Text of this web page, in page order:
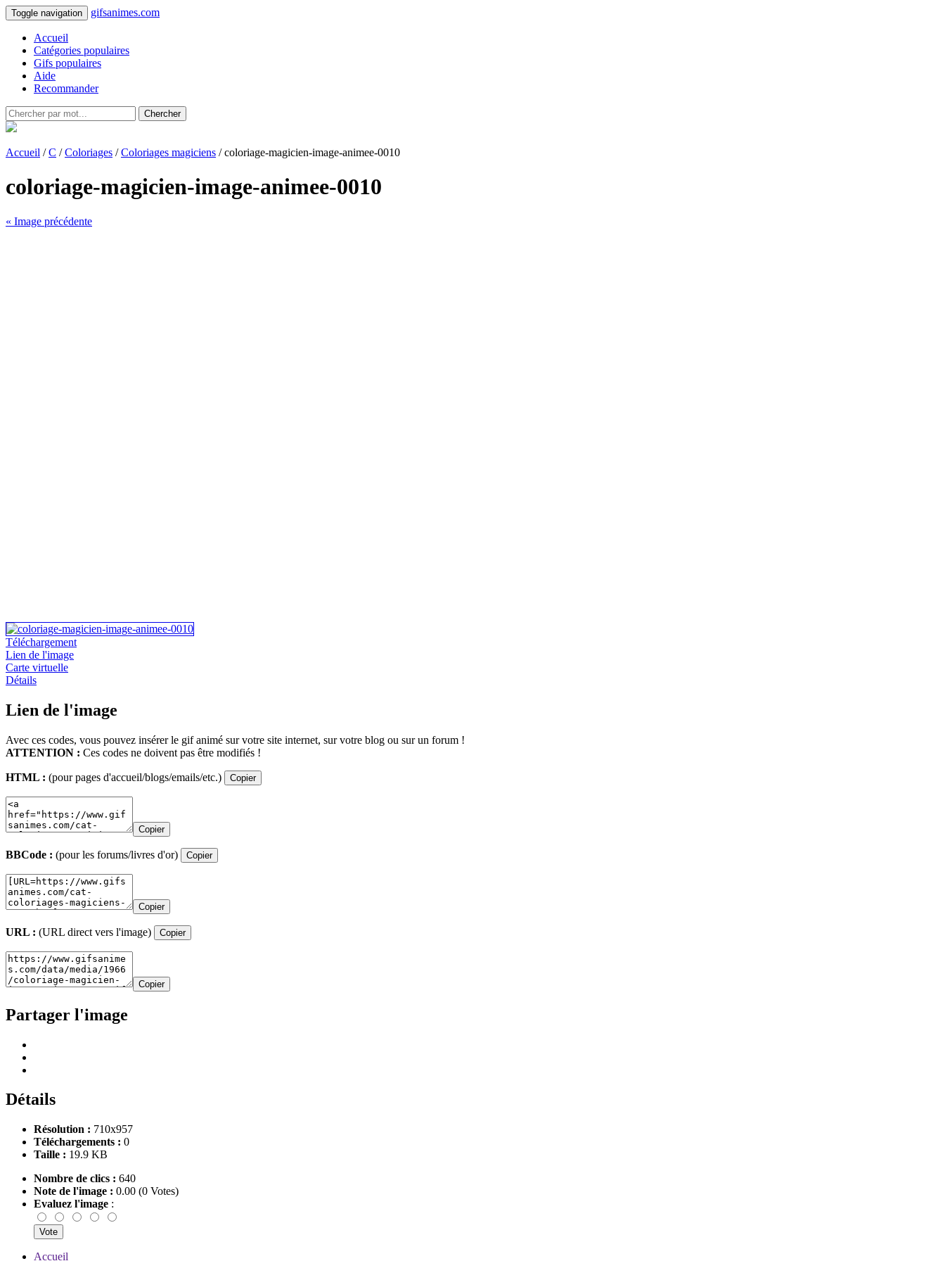
Toggle navigation gifsanimes.com
Accueil
Catégories populaires
Gifs populaires
Aide
Recommander
Chercher
Accueil /C /Coloriages /Coloriages magiciens / coloriage-magicien-image-animee-0010
coloriage-magicien-image-animee-0010
« Image précédente
Téléchargement
Lien de l'image
Carte virtuelle
Détails
Lien de l'image
Avec ces codes, vous pouvez insérer le gif animé sur votre site internet, sur votre blog ou sur un forum !
ATTENTION : Ces codes ne doivent pas être modifiés !
HTML : (pour pages d'accueil/blogs/emails/etc.) Copier
Copier
BBCode : (pour les forums/livres d'or) Copier
Copier
URL : (URL direct vers l'image) Copier
Copier
Partager l'image
Détails
Résolution : 710x957
Téléchargements : 0
Taille : 19.9 KB
Nombre de clics : 640
Note de l'image : 0.00 (0 Votes)
Evaluez l'image :
Accueil